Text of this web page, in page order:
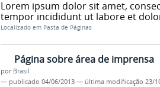
Lorem ipsum dolor sit amet,
tempor incididunt ut labore et
Localizado em Pasta de Páginas
Página sobre área de imprensa
por Brasil
— publicado 04/06/2013 — última modificação 23/